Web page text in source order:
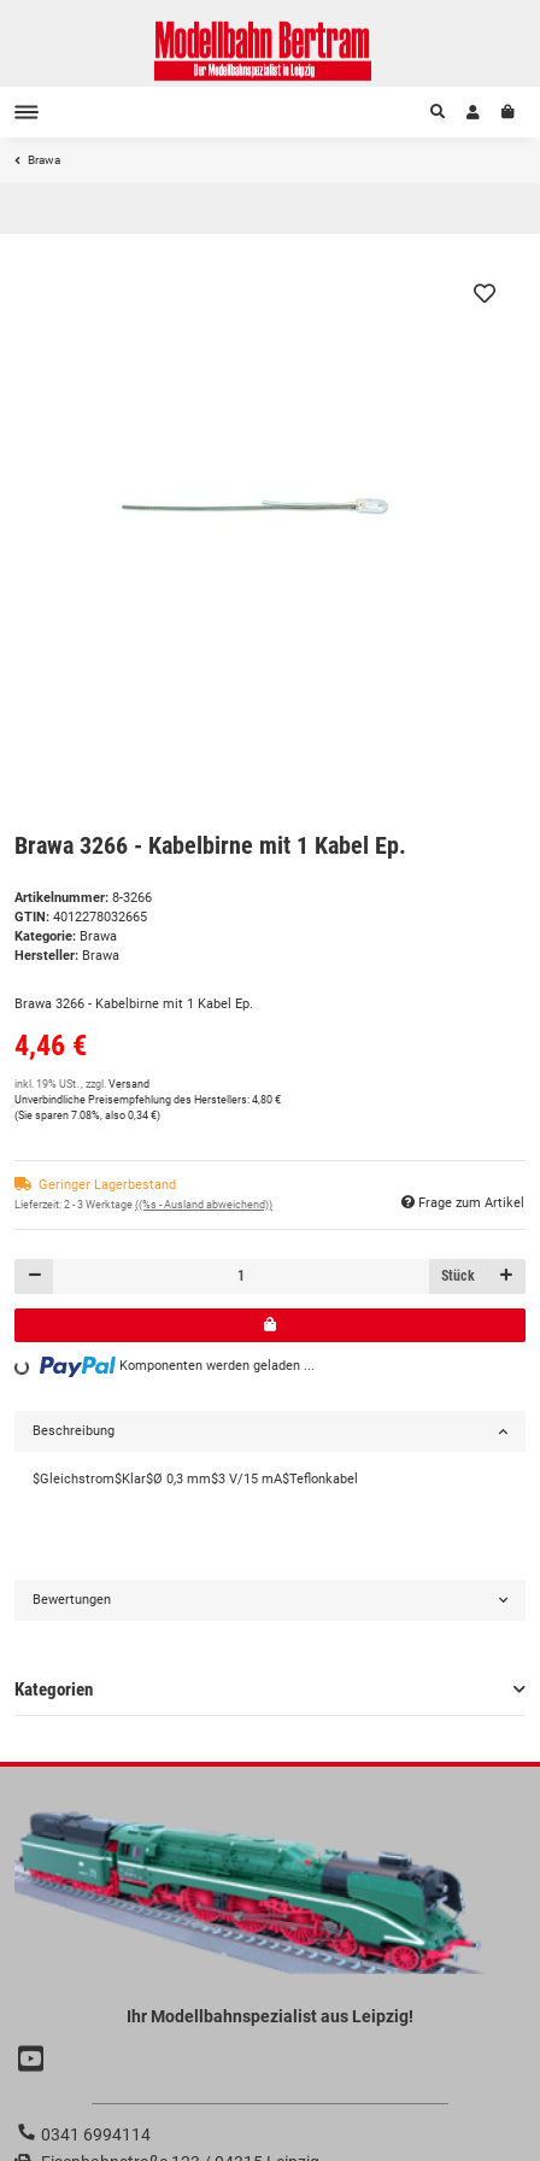
Brawa
Brawa 3266 - Kabelbirne mit 1 Kabel Ep.
Artikelnummer: 8-3266
GTIN: 4012278032665
Kategorie: Brawa
Hersteller: Brawa
Brawa 3266 - Kabelbirne mit 1 Kabel Ep.
4,46 €
inkl. 19% USt. , zzgl. Versand
Unverbindliche Preisempfehlung des Herstellers: 4,80 €
(Sie sparen 7.08%, also 0,34 €)
Geringer Lagerbestand
Lieferzeit: 2 - 3 Werktage ((%s - Ausland abweichend)) Frage zum Artikel
Stück
Loading... Komponenten werden geladen ...
Beschreibung
$Gleichstrom$Klar$Ø 0,3 mm$3 V/15 mA$Teflonkabel
Bewertungen
Kategorien
Ihr Modellbahnspezialist aus Leipzig!
0341 6994114